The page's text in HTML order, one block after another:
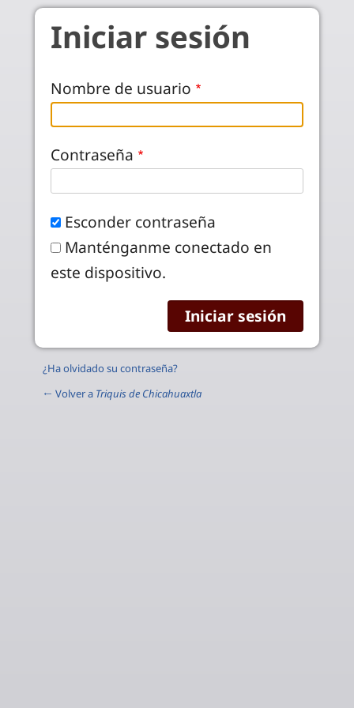
Pasar al contenido principal
Iniciar sesión
Nombre de usuario
Contraseña
Esconder contraseña
Manténganme conectado en
este dispositivo.
¿Ha olvidado su contraseña?
← Volver a Triquis de Chicahuaxtla